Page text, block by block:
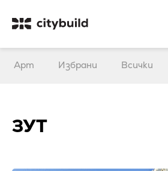
Арт Избрани Всички
ЗУТ